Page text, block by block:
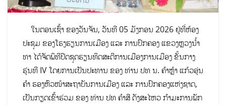
​ໃນຕອນເຊົ້າ ຂອງວັນຈັນ, ວັນທີ 05 ມັງກອນ 2026 ຢູ່ທີ່ຫ້ອງ
ປະຊຸມ ຂອງໂຮງຮຽນການເມືອງ ແລະ ການປົກຄອງ ແຂວງຫຼວງນໍ້າ
ທາ ໄດ້ຈັດພິທີປີດຊຸດຮຽນທິດສະດີການເມືອງການເມືອງ ຂັ້ນກາງ
ຮຸ່ນທີ IV ໂດຍການເປັນປະທານ ຂອງ ທ່ານ ປທ ນ. ຄຳຫຼ້າ ແກ້ວອຸ່ນ
ຄຳ ຮອງຫົວໜ້າສະຖາບັນການເມືອງ ແລະ ການປົກຄອງແຫ່ງຊາດ,
ເປັນກຽດເຂົ້າຮ່ວມ ຂອງ ທ່ານ ປທ ຄຳສີ ດັງສະໄຫວ ກຳມະການພັກ